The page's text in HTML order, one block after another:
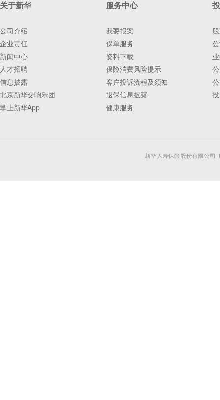
关于新华
公司介绍
企业责任
新闻中心
人才招聘
信息披露
北京新华交响乐团
掌上新华App
服务中心
我要报案
保单服务
资料下载
保险消费风险提示
客户投诉流程及须知
退保信息披露
健康服务
新华人寿保险股份有限公